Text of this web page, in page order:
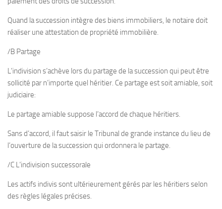
Quand la succession intègre des biens immobiliers, le notaire doit
réaliser une attestation de propriété immobilière.
/B Partage
L’indivision s’achève lors du partage de la succession qui peut être
sollicité par n’importe quel héritier. Ce partage est soit amiable, soit
judiciaire:
Le partage amiable suppose l’accord de chaque héritiers.
Sans d’accord, il faut saisir le Tribunal de grande instance du lieu de
l’ouverture de la succession qui ordonnera le partage.
/C L’indivision successorale
Les actifs indivis sont ultérieurement gérés par les héritiers selon
des règles légales précises.